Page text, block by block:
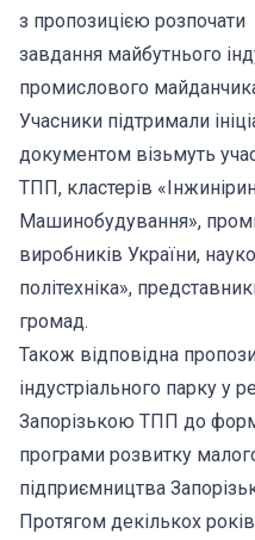
з пропозицією розпочати
завдання майбутнього
промислового
Учасники підтримали
документом візьмуть
ТПП, кластерів
Машинобудування»,
виробників України,
політехніка»,
громад.
Також відповідна
індустріального парку у
Запорізькою ТПП до
програми розвитку
підприємництва
Протягом декількох